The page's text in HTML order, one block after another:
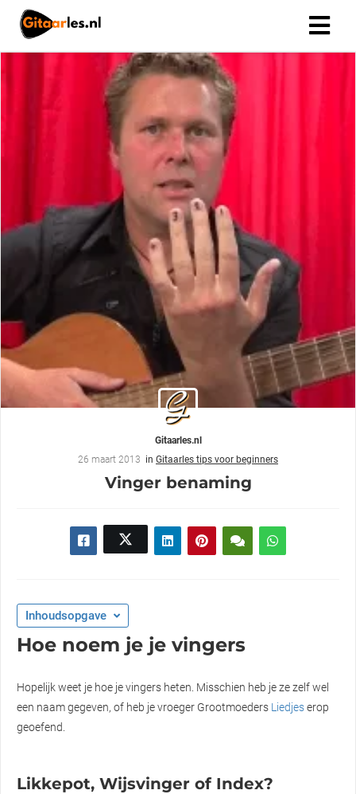
Gitaarles.nl
26 maart 2013 in Gitaarles tips voor beginners
Vinger benaming
Inhoudsopgave
Hoe noem je je vingers
Hopelijk weet je hoe je vingers heten. Misschien heb je ze zelf wel
een naam gegeven, of heb je vroeger Grootmoeders Liedjeserop
geoefend.
Likkepot, Wijsvinger of Index?